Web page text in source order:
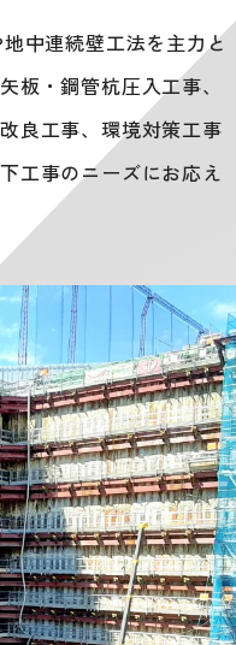
中連続壁工法を主力と
板・鋼管杭圧入工事、
良工事、環境対策工事
工事のニーズにお応え